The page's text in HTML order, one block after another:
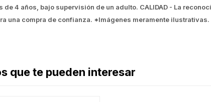
de 4 años, bajo supervisión de un adulto. CALIDAD - La
una compra de confianza. *Imágenes meramente
que te pueden interesar